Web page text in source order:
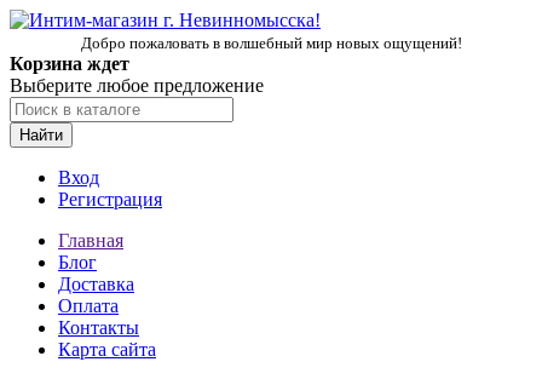
Добро пожаловать в волшебный мир новых ощущений!
Корзина ждет
Выберите любое предложение
Найти
Вход
Регистрация
Главная
Блог
Доставка
Оплата
Контакты
Карта сайта